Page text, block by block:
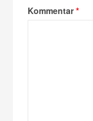
Kommentar*